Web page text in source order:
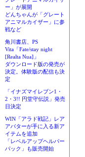
ー」が展開
どんちゃんが「グレート
アニマルカイザー」に参
戦など
角川書店、PS
Vita「Fate/stay night
[Realta Nua]」
ダウンロード版の発売が
決定。体験版の配信も決
定
「イナズマイレブン1・
2・3!! 円堂守伝説」発売
日決定
WIN「アラド戦記」レア
アバターが手に入る新ア
イテムを追加
「レベルアップヘルパー
パック」も販売開始